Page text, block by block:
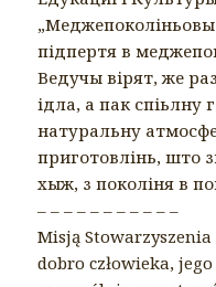
підпертя в
Ведучы вірят, же
ідла, а пак спіьлну
натуральну
приготовлінь, што
хыж, з поколіня в
– – – – – – – – – – –
Misją
dobro człowieka,